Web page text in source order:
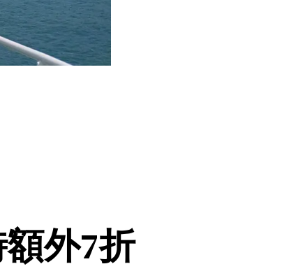
外7折